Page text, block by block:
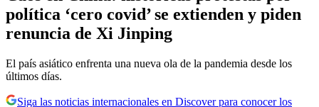
política ‘cero covid’ se extienden y piden
renuncia de Xi Jinping
El país asiático enfrenta una nueva ola de la pandemia desde los
últimos días.
Siga las noticias internacionales en Discover para conocer los